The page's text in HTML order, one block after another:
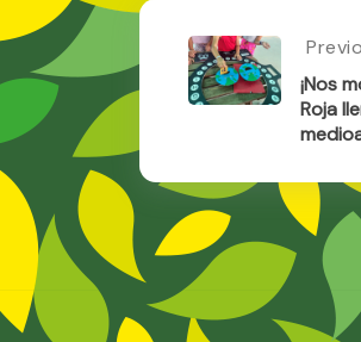
Post
Post:
¡Nos
El
Cruz
Roja
Llena
Cole
¡Nos
Roja